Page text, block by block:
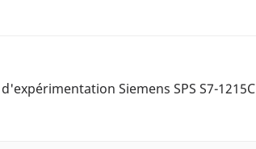
Siemens SPS S7-1215C